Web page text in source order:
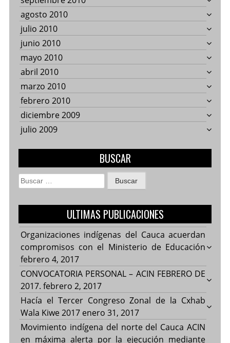
agosto 2010
julio 2010
junio 2010
mayo 2010
abril 2010
marzo 2010
febrero 2010
diciembre 2009
julio 2009
BUSCAR
Buscar:
ULTIMAS PUBLICACIONES
Organizaciones indígenas del Cauca acuerdan
compromisos con el Ministerio de Educación
febrero 4, 2017
CONVOCATORIA PERSONAL – ACIN FEBRERO DE
2017. febrero 2, 2017
Hacía el Tercer Congreso Zonal de la Cxhab
Wala Kiwe 2017 enero 31, 2017
Movimiento indígena del norte del Cauca ACIN
en máxima alerta por la ejecución mediante